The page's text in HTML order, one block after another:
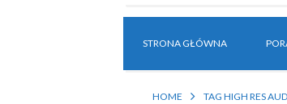
STRONA GŁÓWNA
HOME TAG HIGH RES